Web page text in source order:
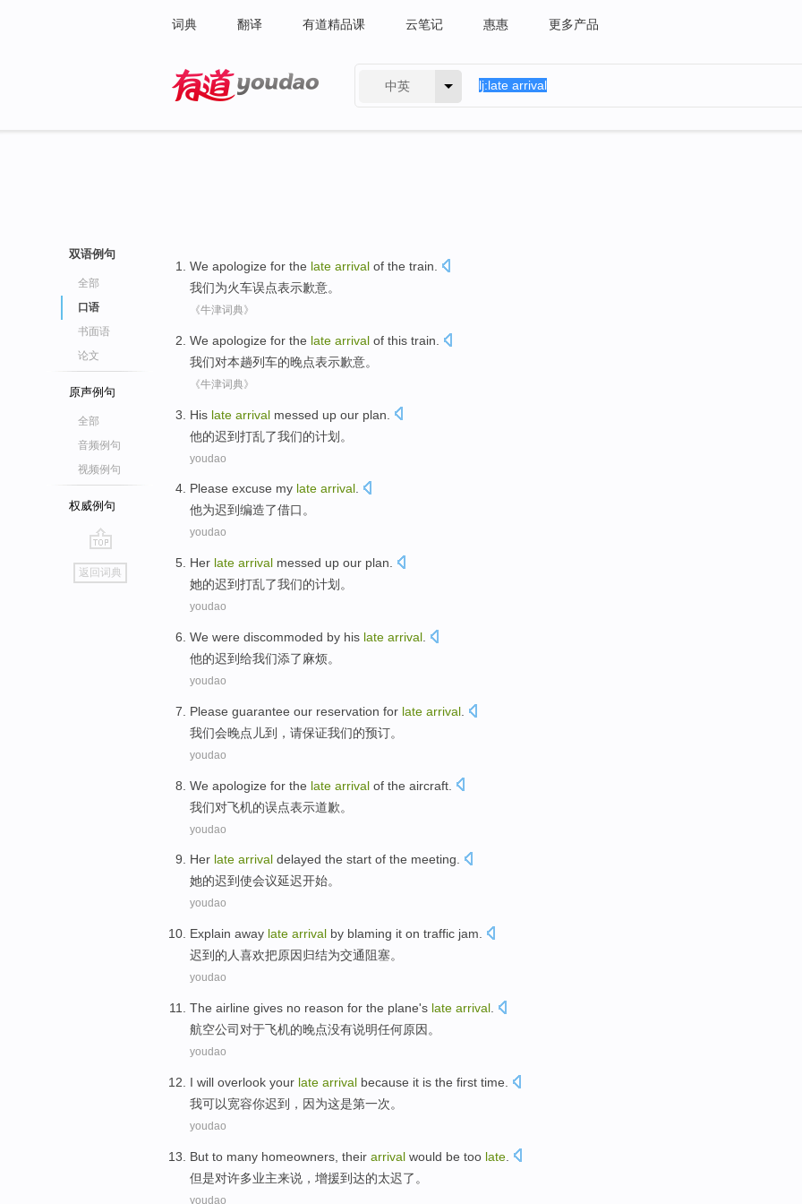
词典 翻译 有道精品课 云笔记 惠惠 更多产品
中英
双语例句
全部
口语
书面语
论文
原声例句
全部
音频例句
视频例句
权威例句
go
top
返回词典
We apologize for the late arrival of the train
我们为火车误点表示歉意。
《牛津词典》
We apologize for the late arrival of this train
我们对本趟列车的晚点表示歉意。
《牛津词典》
His late arrival messed up our plan
他的迟到打乱了我们的计划。
youdao
Please excuse my late arrival.
他为迟到编造了借口。
youdao
Her late arrival messed up our plan
她的迟到打乱了我们的计划 。
youdao
We were discommoded by his late arrival
他的迟到给我们添了麻烦。
youdao
Please guarantee our reservation for late arrival
我们会晚点儿到 ， 请保证我们的预订。
youdao
We apologize for the late arrival of the aircraft
我们对飞机的误点表示道歉。
youdao
Her late arrival delayed the start of the meeting.
她的迟到使会议延迟开始。
youdao
Explain away late arrival by blaming it on traffic jam
迟到 的人喜欢把原因归结为交通 阻塞。
youdao
The airline gives no reason for the plane's late arrival
航空公司 对于飞机的晚点没有说明任何原因 。
youdao
I will overlook your late arrival because it is the first time
我可以宽容你迟到 ， 因为这是第一次。
youdao
But to many homeowners , their arrival would be too late
但是对许多业主来说，增援到达的太迟了 。
youdao